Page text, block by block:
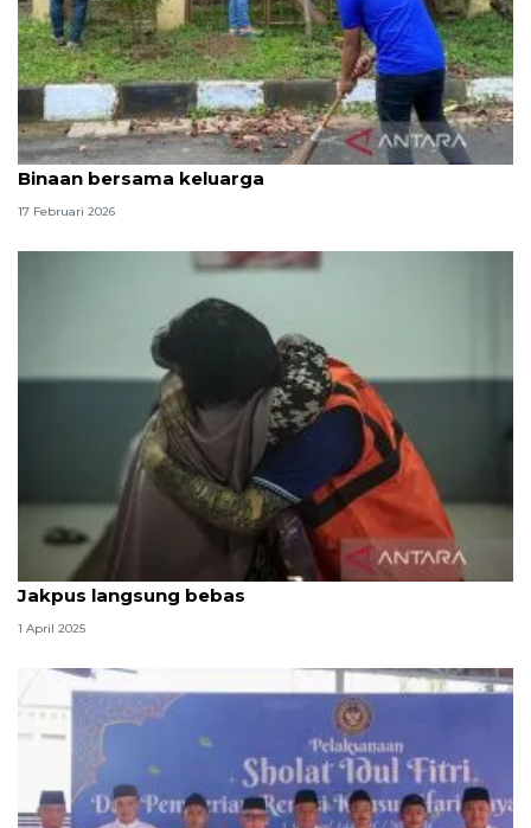
Rutan Serang agendakan buka puasa Warga
Binaan bersama keluarga
17 Februari 2026
Dapat remisi Idul Fitri, 12 warga binaan Rutan
Jakpus langsung bebas
1 April 2025